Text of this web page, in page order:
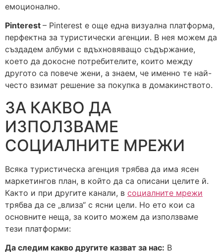
емоционално.
Pinterest – Pinterest е още една визуална платформа,
перфектна за туристически агенции. В нея можем да
създадем албуми с вдъхновяващо съдържание,
което да докосне потребителите, които между
другото са повече жени, а знаем, че именно те най-
често взимат решение за покупка в домакинството.
ЗА КАКВО ДА
ИЗПОЛЗВАМЕ
СОЦИАЛНИТЕ МРЕЖИ
Всяка туристическа агенция трябва да има ясен
маркетингов план, в който да са описани целите й.
Както и при другите канали, в социалните мрежи
трябва да се „влиза“ с ясни цели. Но ето кои са
основните неща, за които можем да използваме
тези платформи:
Да следим какво другите казват за нас: В